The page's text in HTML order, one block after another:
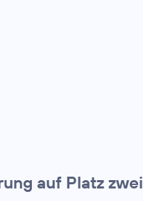
auf Platz zwei